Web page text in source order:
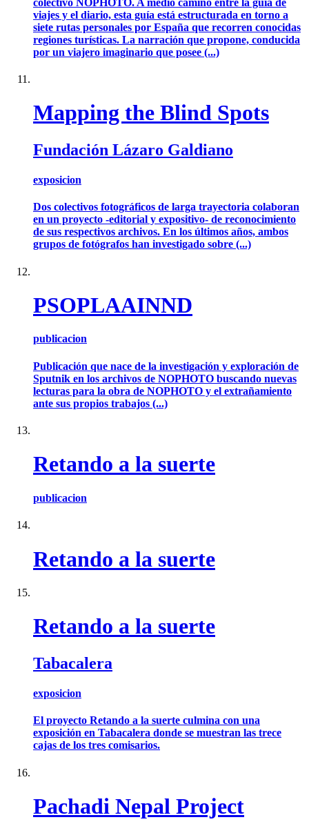
viajes y el diario, esta guía está estructurada en torno a
siete rutas personales por España que recorren conocidas
regiones turísticas. La narración que propone, conducida
por un viajero imaginario que posee (...)
Mapping the Blind Spots
Fundación Lázaro Galdiano
exposicion
Dos colectivos fotográficos de larga trayectoria colaboran
en un proyecto -editorial y expositivo- de reconocimiento
de sus respectivos archivos. En los últimos años, ambos
grupos de fotógrafos han investigado sobre (...)
PSOPLAAINND
publicacion
Publicación que nace de la investigación y exploración de
Sputnik en los archivos de NOPHOTO buscando nuevas
lecturas para la obra de NOPHOTO y el extrañamiento
ante sus propios trabajos (...)
Retando a la suerte
publicacion
Retando a la suerte
Retando a la suerte
Tabacalera
exposicion
El proyecto Retando a la suerte culmina con una
exposición en Tabacalera donde se muestran las trece
cajas de los tres comisarios.
Pachadi Nepal Project